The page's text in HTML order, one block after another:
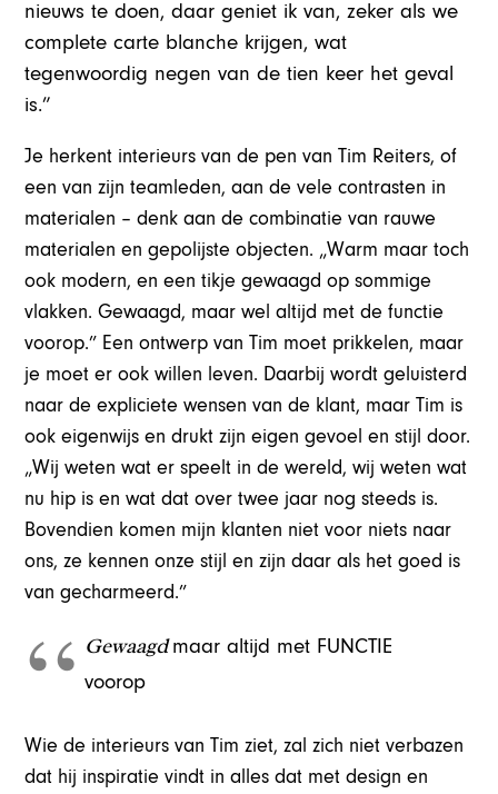
nieuws te doen, daar geniet ik van, zeker als we
complete carte blanche krijgen, wat
tegenwoordig negen van de tien keer het geval
is.”
Je herkent interieurs van de pen van Tim Reiters, of
een van zijn teamleden, aan de vele contrasten in
materialen – denk aan de combinatie van rauwe
materialen en gepolijste objecten. „Warm maar toch
ook modern, en een tikje gewaagd op sommige
vlakken. Gewaagd, maar wel altijd met de functie
voorop.” Een ontwerp van Tim moet prikkelen, maar
je moet er ook willen leven. Daarbij wordt geluisterd
naar de expliciete wensen van de klant, maar Tim is
ook eigenwijs en drukt zijn eigen gevoel en stijl door.
„Wij weten wat er speelt in de wereld, wij weten wat
nu hip is en wat dat over twee jaar nog steeds is.
Bovendien komen mijn klanten niet voor niets naar
ons, ze kennen onze stijl en zijn daar als het goed is
van gecharmeerd.”
Gewaagdmaar altijd met FUNCTIE
voorop
Wie de interieurs van Tim ziet, zal zich niet verbazen
dat hij inspiratie vindt in alles dat met design en